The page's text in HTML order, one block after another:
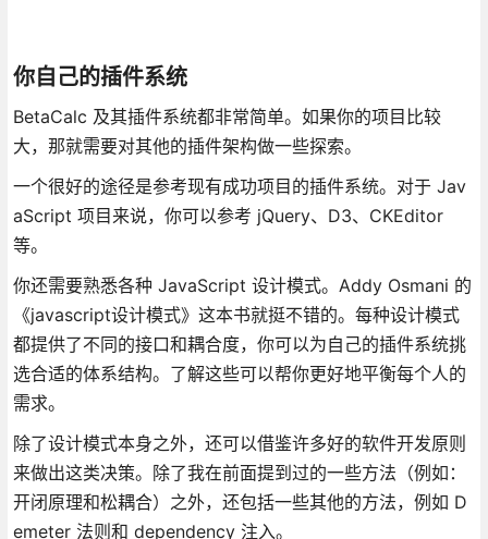
你自己的插件系统
BetaCalc 及其插件系统都非常简单。如果你的项目比较
大，那就需要对其他的插件架构做一些探索。
一个很好的途径是参考现有成功项目的插件系统。对于 Jav
aScript 项目来说，你可以参考 jQuery、D3、CKEditor
等。
你还需要熟悉各种 JavaScript 设计模式。Addy Osmani 的
《javascript设计模式》这本书就挺不错的。每种设计模式
都提供了不同的接口和耦合度，你可以为自己的插件系统挑
选合适的体系结构。了解这些可以帮你更好地平衡每个人的
需求。
除了设计模式本身之外，还可以借鉴许多好的软件开发原则
来做出这类决策。除了我在前面提到过的一些方法（例如：
开闭原理和松耦合）之外，还包括一些其他的方法，例如 D
emeter 法则和 dependency 注入。